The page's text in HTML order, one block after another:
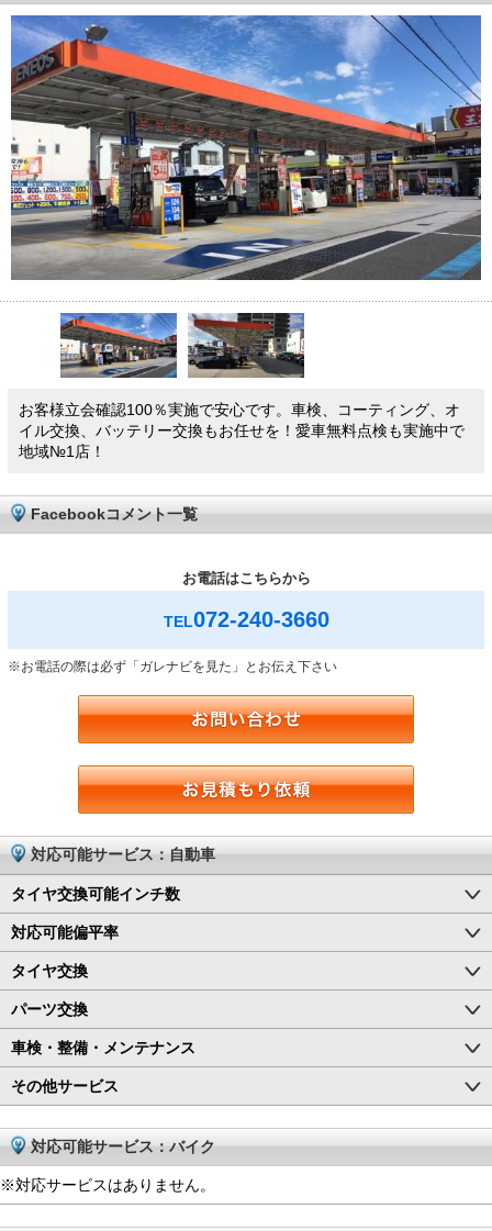
お客様立会確認100％実施で安心です。車検、コーティング、オ
イル交換、バッテリー交換もお任せを！愛車無料点検も実施中で
地域№1店！
Facebookコメント一覧
お電話はこちらから
TEL072-240-3660
※お電話の際は必ず「ガレナビを見た」とお伝え下さい
対応可能サービス：自動車
タイヤ交換可能インチ数
対応可能偏平率
タイヤ交換
パーツ交換
車検・整備・メンテナンス
その他サービス
対応可能サービス：バイク
※対応サービスはありません。